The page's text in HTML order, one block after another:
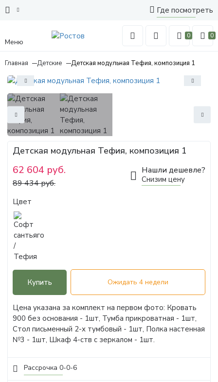
Где посмотреть
Меню
0 0
Главная Детские Детская модульная Тефия, композиция 1
Рассрочка 0-0-6
Детская модульная Тефия, композиция 1
62 604 руб.
89 434 руб.
Нашли дешевле?
Снизим цену
Цвет
Купить Ожидать 4 недели
Цена указана за комплект на первом фото: Кровать
900 без основания - 1шт, Тумба прикроватная - 1шт,
Стол письменный 2-х тумбовый - 1шт, Полка настенная
№3 - 1шт, Шкаф 4-ств с зеркалом - 1шт.